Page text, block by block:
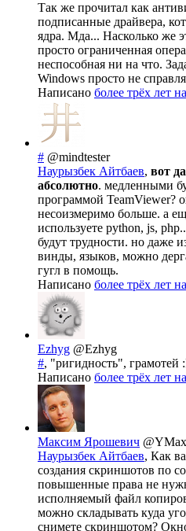
Так же прочитал как
подписанные драйвера,
ядра. Мда... Насколько же
просто ограниченная
неспособная ни на что.
Windows просто не
Написано более трёх лет
# @mindtester
Наурызбек Айтбаев, вот
абсолютно. медленными
программой TeamViewer?
несоизмеримо больше. а
используете python, js,
будут трудности. но даже
винды, языков, можно
гугл в помощь.
Написано более трёх лет
Ezhyg @Ezhyg
#, "ригидность", грамотей
Написано более трёх лет
Максим Ярошевич @YMax
Наурызбек Айтбаев, Как
создания скриншотов по
повышенные права не
исполняемый файл
можно складывать куда
снимете скриншотом?